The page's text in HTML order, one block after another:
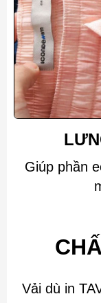
Giúp phần
Vải dù in